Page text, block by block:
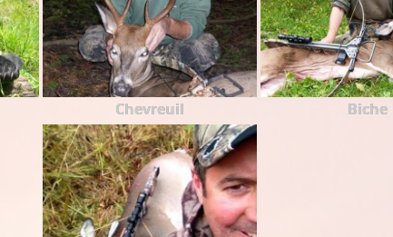
Chevreuil Biche